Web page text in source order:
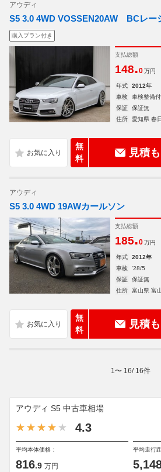
アウディ
S5 3.0 4WD VOSSEN20AW BCレー
購入プラン付き
支払総額
148.0 万円
年式 2012年
車検
車検整備付
保証
保証無
住所
愛知県 春
無
料
見積
アウディ
S5 3.0 4WD 19AWカールソン
支払総額
185.0 万円
年式 2012年
車検
'28/5
保証
保証無
住所
富山県 富
無
料
見積
1 〜 16/ 16件
アウディ S5 中古車相場
4.3
平均本体価格：
816.9 万円
平均走行